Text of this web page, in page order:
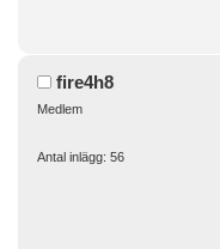
fire4h8
Medlem
Antal inlägg: 56